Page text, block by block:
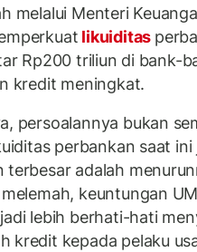
melalui Menteri
likuiditas
Rp200 triliun di bank-
kredit meningkat.
persoalannya bukan
perbankan saat
terbesar adalah
keuntungan
lebih berhati-hati
kredit kepada pelaku